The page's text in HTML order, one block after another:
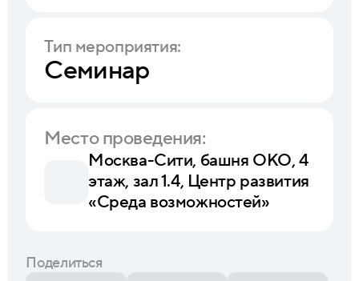
Тип мероприятия:
Семинар
Место проведения:
Москва-Сити, башня ОКО, 4
этаж, зал 1.4, Центр развития
«Среда возможностей»
Поделиться